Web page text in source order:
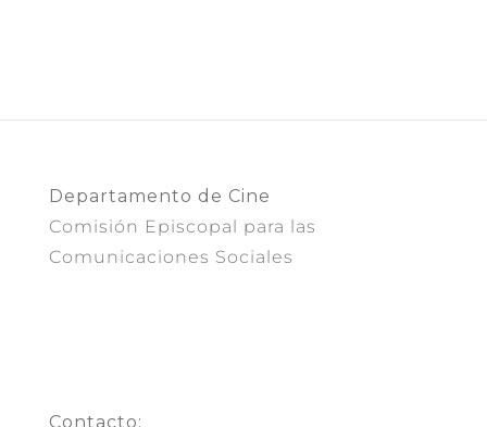
Departamento de Cine
Comisión Episcopal para las
Comunicaciones Sociales
Contacto: